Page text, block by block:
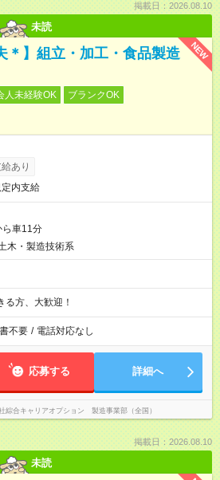
掲載日：2026.08.10
未読
NEW
＊】組立・加工・食品製造
人未経験OK
ブランクOK
あり
内支給
ら車11分
木・製造技術系
る方、大歓迎！
不要 / 電話対応なし
応募する 詳細へ
綜合キャリアオプション 製造事業部（全国）
掲載日：2026.08.10
未読